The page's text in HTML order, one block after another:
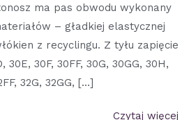
ma pas obwodu wykonany
– gładkiej elastycznej
z recyclingu. Z tyłu zapięcie
30F, 30FF, 30G, 30GG, 30H,
32G, 32GG, […]
Czytaj więcej